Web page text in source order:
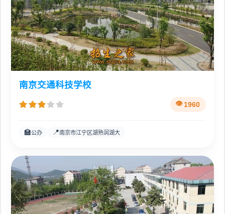
南京交通科技学校
1960
🏫公办 📍南京市江宁区湖熟润湖大